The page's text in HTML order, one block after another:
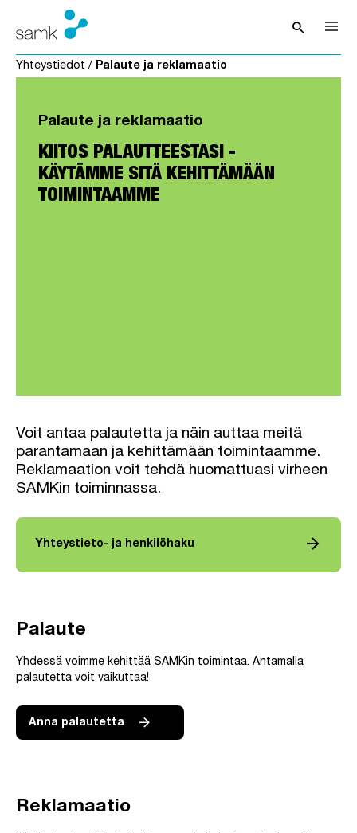
Siirry sisältöön
searchAvaa haku
Yhteystiedot / Palaute ja reklamaatio
Palaute ja reklamaatio
KIITOS PALAUTTEESTASI -
KÄYTÄMME SITÄ KEHITTÄMÄÄN
TOIMINTAAMME
Voit antaa palautetta ja näin auttaa meitä
parantamaan ja kehittämään toimintaamme.
Reklamaation voit tehdä huomattuasi virheen
SAMKin toiminnassa.
Yhteystieto- ja henkilöhaku arrow_forward
Palaute
Yhdessä voimme kehittää SAMKin toimintaa. Antamalla
palautetta voit vaikuttaa!
Anna palautetta
Reklamaatio